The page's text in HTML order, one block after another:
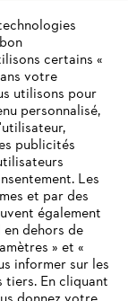
certains «
votre
utilisons pour
personnalisé,
publicités
Les
et par des
également
dehors de
» et «
informer sur les
tiers. En cliquant